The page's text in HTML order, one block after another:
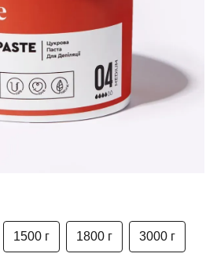
1500 г 1800 г 3000 г